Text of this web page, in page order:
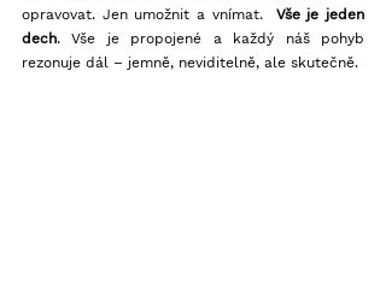
opravovat. Jen umožnit a vnímat. Vše je jeden
dech. Vše je propojené a každý náš pohyb
rezonuje dál – jemně, neviditelně, ale skutečně.